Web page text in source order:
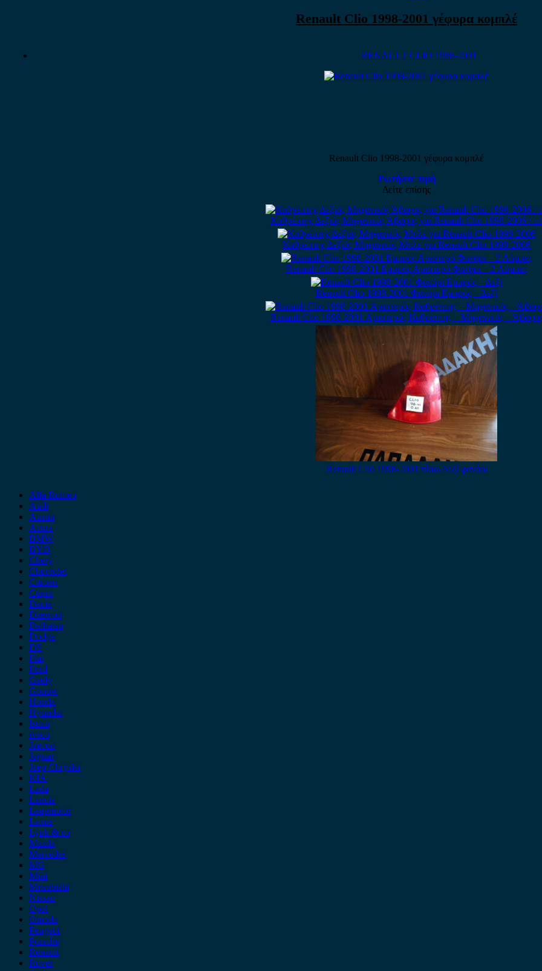
Renault Clio 1998-2001 γέφυρα κομπλέ
RENAULT CLIO 1998-2001
Renault Clio 1998-2001 γέφυρα κομπλέ
Ρωτήστε τιμή
Δείτε επίσης
Καθρέπτης Δεξιός Μηχανικός Άβαφος για Renault Clio 1998-2006 / c1
Καθρέπτης Δεξιός Μηχανικός Μπλε για Renault Clio 1998-2006
Renault Clio 1998-2001 Εμπρός Αριστερό Φανάρι – 2 Λάμπες
Renault Clio 1998-2001 Φανάρι Εμπρός – Δεξί
Renault Clio 1998-2001 Αριστερός Καθρέπτης – Μηχανικός –
Renault Clio 1998-2001 πίσω δεξί φανάρι
Alfa Romeo
Audi
Austin
Acura
BMW
BYD
Chery
Chevrolet
Citroen
Cupra
Dacia
Daewoo
Daihatsu
Dodge
DS
Fiat
Ford
Geely
Gonow
Honda
Hyundai
Isuzu
iveco
Jaecoo
Jaguar
Jeep Chrysler
KIA
Lada
Lancia
Leapmotor
Lexus
Lynk & co
Mazda
Mercedes
MG
Mini
Mitsubishi
Nissan
Opel
Omoda
Peugeot
Porsche
Renault
Rover